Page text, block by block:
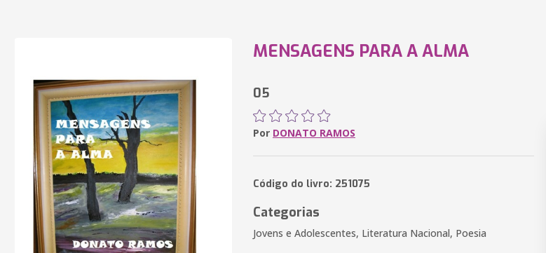
MENSAGENS PARA A ALMA
05
Por DONATO RAMOS
Código do livro: 251075
Categorias
Jovens e Adolescentes, Literatura Nacional, Poesia